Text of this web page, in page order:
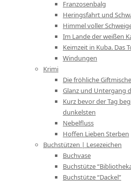
Franzosenbalg
Heringsfahrt und
Himmel voller
Im Lande der weißen
Keimzeit in Kuba. Das
Windungen
Krimi
Die fröhliche
Glanz und Untergang
Kurz bevor der Tag
dunkelsten
Nebelfluss
Hoffen Lieben Sterben
Buchstützen | Lesezeichen
Buchvase
Buchstütze
Buchstütze “Dackel”